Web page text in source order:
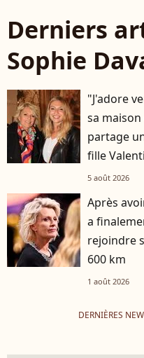
Derniers
Sophie
"J'adore
sa
partage
fille
5 août 2026
Après
a
rejoindre
600 km
1 août 2026
DERNIÈRES